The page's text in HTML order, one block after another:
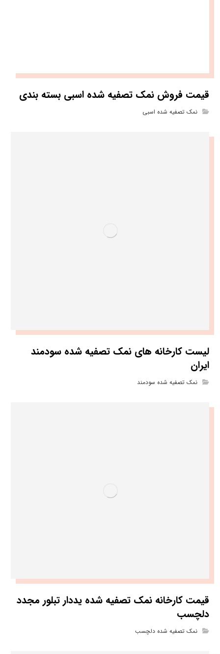
قیمت فروش نمک تصفیه شده اسبی بسته بندی
نمک تصفیه شده اسبی
لیست کارخانه های نمک تصفیه شده سودمند
ایران
نمک تصفیه شده سودمند
قیمت کارخانه نمک تصفیه شده یددار تبلور مجدد
دلچسب
نمک تصفیه شده دلچسب